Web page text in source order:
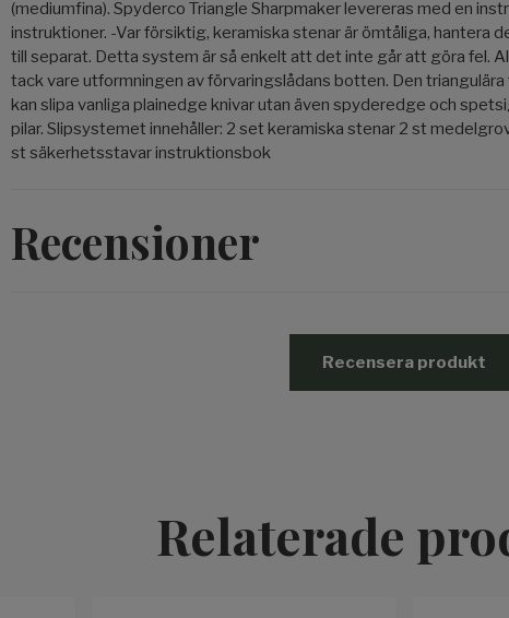
(mediumfina). Spyderco Triangle Sharpmaker levereras med en
instruktioner. -Var försiktig, keramiska stenar är ömtåliga, hantera
till separat. Detta system är så enkelt att det inte går att göra fel.
tack vare utformningen av förvaringslådans botten. Den
kan slipa vanliga plainedge knivar utan även spyderedge och
pilar. Slipsystemet innehåller: 2 set keramiska stenar 2 st
st säkerhetsstavar instruktionsbok
Recensioner
Recensera produkt
Relaterade